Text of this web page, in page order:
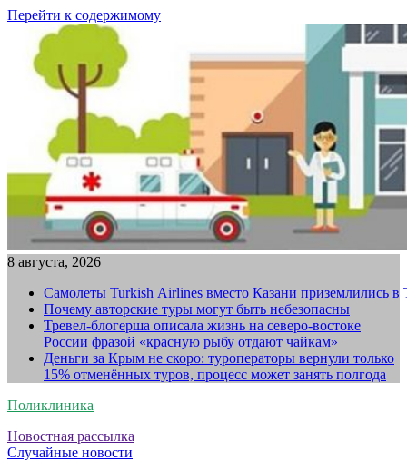
Перейти к содержимому
8 августа, 2026
Самолеты Turkish Airlines вместо Казани приземлились в
Почему авторские туры могут быть небезопасны
Тревел-блогерша описала жизнь на северо-востоке
России фразой «красную рыбу отдают чайкам»
Деньги за Крым не скоро: туроператоры вернули только
15% отменённых туров, процесс может занять полгода
Поликлиника
Новостная рассылка
Случайные новости